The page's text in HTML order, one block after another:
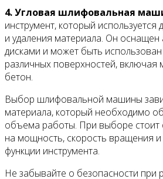
4. Угловая шлифовальная
инструмент, который используется
и удаления материала. Он
дисками и может быть
различных поверхностей, включая
бетон.
Выбор шлифовальной машины
материала, который необходимо
объема работы. При выборе стоит
на мощность, скорость вращения
функции инструмента.
Не забывайте о безопасности при